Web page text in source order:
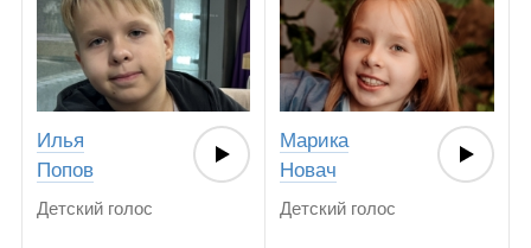
Илья
Попов
Детский голос
Марика
Новач
Детский голос